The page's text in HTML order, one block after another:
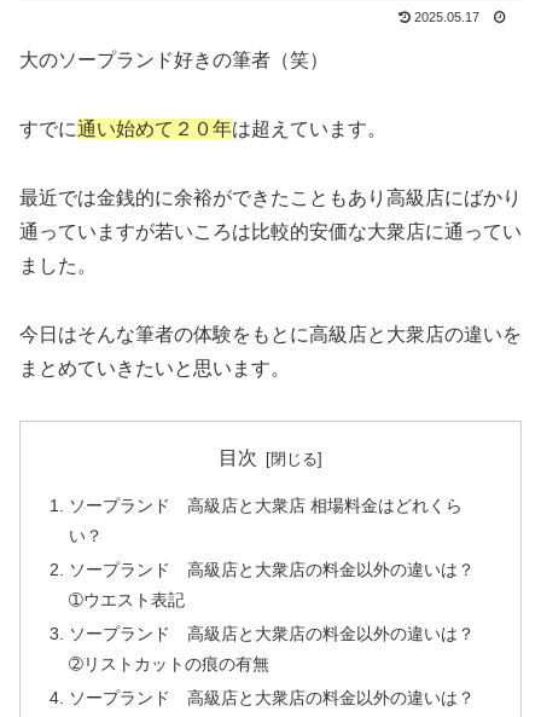
2025.05.17
大のソープランド好きの筆者（笑）
すでに通い始めて２０年は超えています。
最近では金銭的に余裕ができたこともあり高級店にばかり
通っていますが若いころは比較的安価な大衆店に通ってい
ました。
今日はそんな筆者の体験をもとに高級店と大衆店の違いを
まとめていきたいと思います。
目次
ソープランド 高級店と大衆店 相場料金はどれくら
い？
ソープランド 高級店と大衆店の料金以外の違いは？
➀ウエスト表記
ソープランド 高級店と大衆店の料金以外の違いは？
➁リストカットの痕の有無
ソープランド 高級店と大衆店の料金以外の違いは？